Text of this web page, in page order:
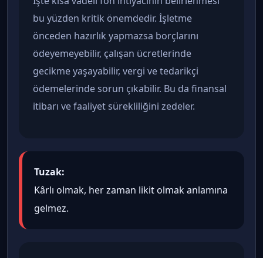
bu yüzden kritik önemdedir. İşletme
önceden hazırlık yapmazsa borçlarını
ödeyemeyebilir, çalışan ücretlerinde
gecikme yaşayabilir, vergi ve tedarikçi
ödemelerinde sorun çıkabilir. Bu da finansal
itibarı ve faaliyet sürekliliğini zedeler.
Tuzak:
Kârlı olmak, her zaman likit olmak anlamına
gelmez.